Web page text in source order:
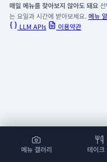
메뉴 갤러리 테이크
매일 메뉴를 찾아보지 않아도 돼요
는 요일과 시간에 받아보세요. 메뉴
LLM APIs
이용약관